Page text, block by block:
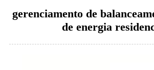
gerenciamento de
de energia